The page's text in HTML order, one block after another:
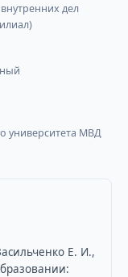
дел
университета МВД
Е. И.,